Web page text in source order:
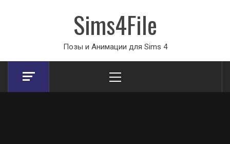
Sims4File
Позы и Анимации для Sims 4
Menu